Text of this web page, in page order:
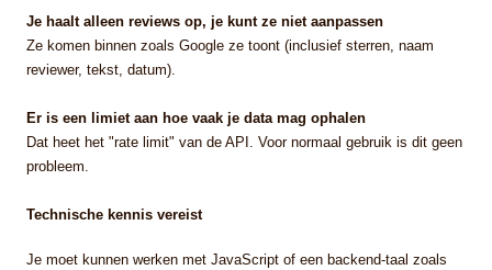
Je haalt alleen reviews op, je kunt ze niet aanpassen
Ze komen binnen zoals Google ze toont (inclusief sterren, naam
reviewer, tekst, datum).
Er is een limiet aan hoe vaak je data mag ophalen
Dat heet het "rate limit" van de API. Voor normaal gebruik is dit geen
probleem.
Technische kennis vereist
Je moet kunnen werken met JavaScript of een backend-taal zoals